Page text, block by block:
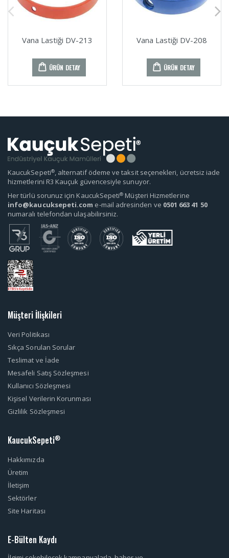
Vana Lastiği DV-213
ÜRÜN DETAY
Vana Lastiği DV-208
ÜRÜN DETAY
KaucukSepeti®, alternatif ödeme ve taksit seçenekleri, ücretsiz iade
hizmetlerini R3 Kauçuk güvencesiyle sunuyor.
Her türlü sorunuz için KaucukSepeti® Müşteri Hizmetlerine
info@kaucuksepeti.com e-mail adresinden ve 0501 663 41 50
numaralı telefondan ulaşabilirsiniz.
Müşteri İlişkileri
Veri Politikası
Sıkça Sorulan Sorular
Teslimat ve İade
Mesafeli Satış Sözleşmesi
Kullanıcı Sözleşmesi
Kişisel Verilerin Korunması
Gizlilik Sözleşmesi
KaucukSepeti®
Hakkımızda
Üretim
İletişim
Sektörler
Site Haritası
E-Bülten Kaydı